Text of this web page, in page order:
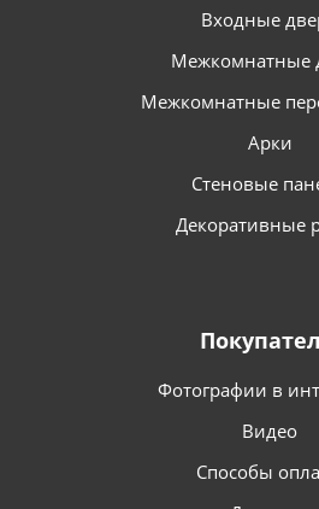
Входные
Межкомнатные
Межкомнатные
Арки
Стеновые
Декоративные
Фотографии в
Видео
Способы